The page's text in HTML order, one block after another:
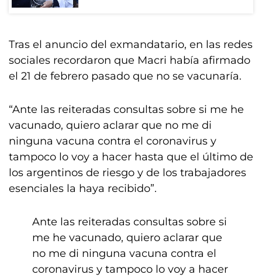
Tras el anuncio del exmandatario, en las redes
sociales recordaron que Macri había afirmado
el 21 de febrero pasado que no se vacunaría.
“Ante las reiteradas consultas sobre si me he
vacunado, quiero aclarar que no me di
ninguna vacuna contra el coronavirus y
tampoco lo voy a hacer hasta que el último de
los argentinos de riesgo y de los trabajadores
esenciales la haya recibido”.
Ante las reiteradas consultas sobre si
me he vacunado, quiero aclarar que
no me di ninguna vacuna contra el
coronavirus y tampoco lo voy a hacer